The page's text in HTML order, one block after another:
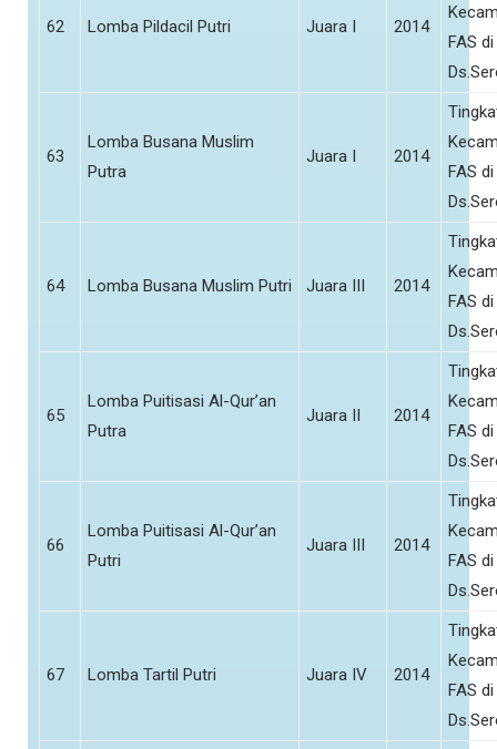
62 Lomba Pildacil Putri Juara I 2014
FAS di
63
Lomba Busana Muslim
Putra
Juara I 2014
FAS di
64 Lomba Busana Muslim Putri Juara III 2014
FAS di
65
Lomba Puitisasi Al-Qur’an
Putra
Juara II 2014
FAS di
66
Lomba Puitisasi Al-Qur’an
Putri
Juara III 2014
FAS di
67 Lomba Tartil Putri Juara IV 2014
FAS di